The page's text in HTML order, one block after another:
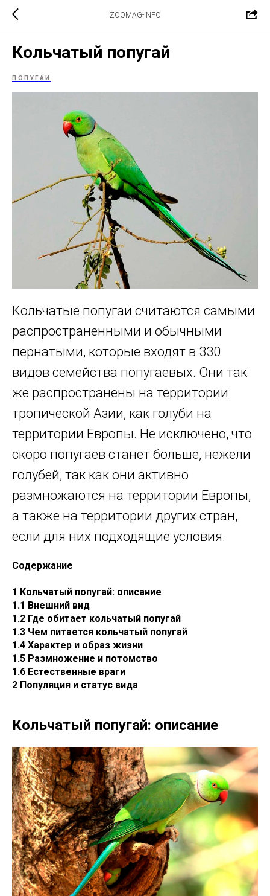
ZOOMAG-INFO
Кольчатый попугай
ПОПУГАИ
Кольчатые попугаи считаются самыми
распространенными и обычными
пернатыми, которые входят в 330
видов семейства попугаевых. Они так
же распространены на территории
тропической Азии, как голуби на
территории Европы. Не исключено, что
скоро попугаев станет больше, нежели
голубей, так как они активно
размножаются на территории Европы,
а также на территории других стран,
если для них подходящие условия.
Содержание
1 Кольчатый попугай: описание
1.1 Внешний вид
1.2 Где обитает кольчатый попугай
1.3 Чем питается кольчатый попугай
1.4 Характер и образ жизни
1.5 Размножение и потомство
1.6 Естественные враги
2 Популяция и статус вида
Кольчатый попугай: описание